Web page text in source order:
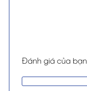
Đánh giá của bạn